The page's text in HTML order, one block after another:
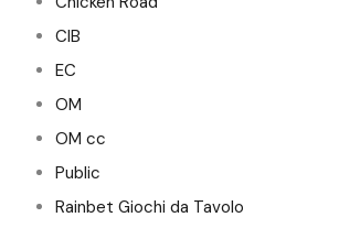
CIB
EC
OM
OM cc
Public
Rainbet Giochi da Tavolo